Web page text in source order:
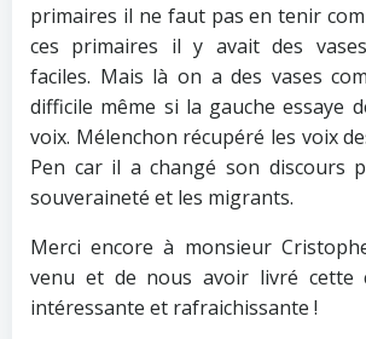
primaires il ne faut pas en tenir
ces primaires il y avait des
faciles. Mais là on a des vases
difficile même si la gauche essaye
voix. Mélenchon récupéré les voix
Pen car il a changé son discours
souveraineté et les migrants.
Merci encore à monsieur
venu et de nous avoir livré cette
intéressante et rafraichissante !